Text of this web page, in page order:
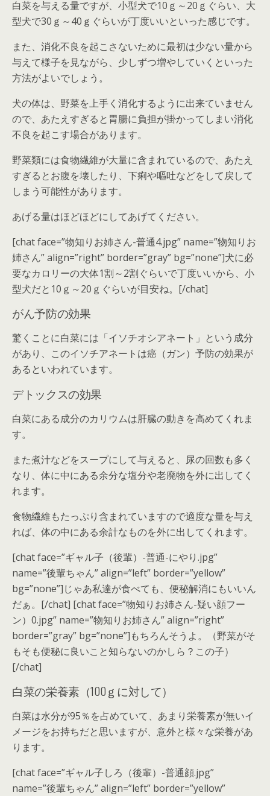
白菜を与える量ですが、小型犬で10ｇ～20ｇぐらい、大
型犬で30ｇ～40ｇぐらいが丁度いいといった感じです。
また、消化不良を起こさないために最初は少ない量から
与えて様子を見ながら、少しずつ増やしていくといった
方法がよいでしょう。
犬の体は、野菜を上手く消化するように出来ていません
ので、あたえすぎると胃腸に負担が掛かってしまい消化
不良を起こす場合があります。
野菜類には食物繊維が大量に含まれているので、あたえ
すぎるとお腹を壊したり、下痢や嘔吐などをして戻して
しまう可能性があります。
あげる量はほどほどにしてあげてください。
[chat face=”物知りお姉さん-普通4.jpg” name=”物知りお
姉さん” align=”right” border=”gray” bg=”none”]犬に必
要なカロリーの大体1割～2割ぐらいで丁度いいから、小
型犬だと10ｇ～20ｇぐらいが目安ね。[/chat]
がん予防の効果
驚くことに白菜には「イソチオシアネート 」という成分
があり、このイソチアネートは癌（ガン）予防の効果が
あるといわれています。
デトックスの効果
白菜にある成分のカリウムは肝臓の動きを高めてくれま
す。
また煮汁などをスープにして与えると、尿の回数も多く
なり、体に中にある余分な塩分や老廃物を外に出してく
れます。
食物繊維もたっぷり含まれていますので適度な量を与え
れば、体の中にある余計なものを外に出してくれます。
[chat face=”ギャル子（後輩）-普通-にやり.jpg”
name=”後輩ちゃん” align=”left” border=”yellow”
bg=”none”]じゃあ私達が食べても、便秘解消にもいいん
だぁ。[/chat] [chat face=”物知りお姉さん-疑い顔フー
ン）0.jpg” name=”物知りお姉さん” align=”right”
border=”gray” bg=”none”]もちろんそうよ。（野菜がそ
もそも便秘に良いこと知らないのかしら？この子）
[/chat]
白菜の栄養素（100ｇに対して）
白菜は水分が95％を占めていて、あまり栄養素が無いイ
メージをお持ちだと思いますが、意外と様々な栄養があ
ります。
[chat face=”ギャル子しろ（後輩）-普通顔.jpg”
name=”後輩ちゃん” align=”left” border=”yellow”